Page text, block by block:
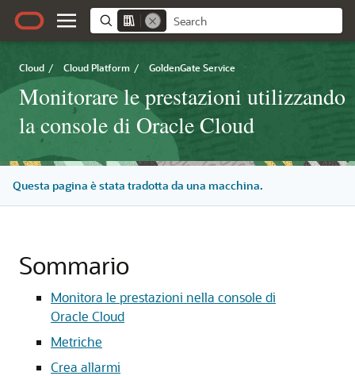
Cloud / Cloud Platform / GoldenGate Service
Monitorare le prestazioni utilizzando
la console di Oracle Cloud
Questa pagina è stata tradotta da una macchina.
Sommario
Monitora le prestazioni nella console di
Oracle Cloud
Metriche
Crea allarmi